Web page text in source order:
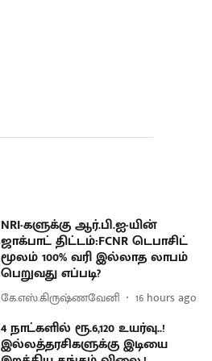
NRI-களுக்கு ஆர்.பி.ஐ-யின்
ஜாக்பாட் திட்டம்:FCNR டெபாசிட்
மூலம் 100% வரி இல்லாத லாபம்
பெறுவது எப்படி?
கே.எஸ்.கிருஷ்ணவேனி 16 hours ago
4 நாட்களில் ரூ.6,120 உயர்வு..!
இல்லத்தரசிகளுக்கு இடியை